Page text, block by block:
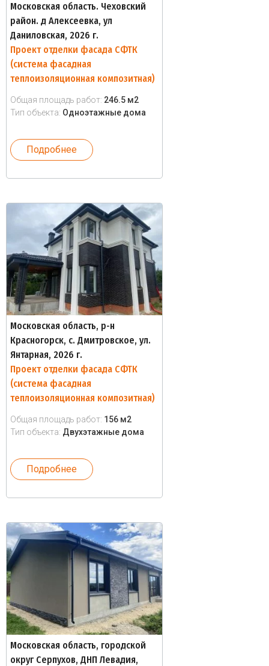
Московская область. Чеховский
район. д Алексеевка, ул
Даниловская, 2026 г.
Проект отделки фасада СФТК
(система фасадная
теплоизоляционная композитная)
Общая площадь работ: 246.5 м2
Тип объекта: Одноэтажные дома
Подробнее
Московская область, р-н
Красногорск, с. Дмитровское, ул.
Янтарная, 2026 г.
Проект отделки фасада СФТК
(система фасадная
теплоизоляционная композитная)
Общая площадь работ: 156 м2
Тип объекта: Двухэтажные дома
Подробнее
Московская область, городской
округ Серпухов, ДНП Левадия,